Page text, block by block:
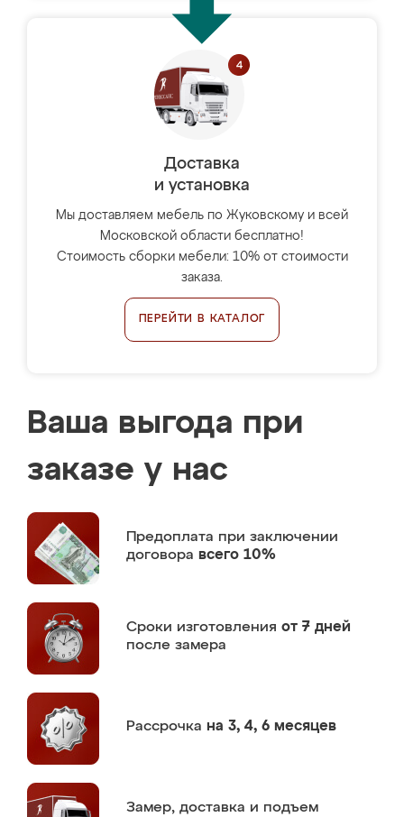
Доставка
и установка
Мы доставляем мебель по Жуковскому и всей
Московской области бесплатно!
Стоимость сборки мебели: 10% от стоимости
заказа.
ПЕРЕЙТИ В КАТАЛОГ
Ваша выгода при
заказе у нас
Предоплата при заключении
договора всего 10%
Сроки изготовления от 7 дней
после замера
Рассрочка на 3, 4, 6 месяцев
Замер, доставка и подъем